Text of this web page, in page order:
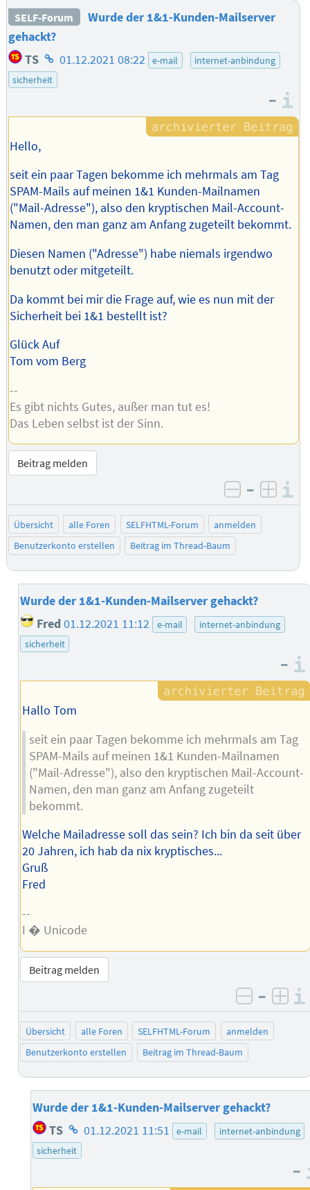
SELF-Forum
Wurde der 1&1-Kunden-Mailserver
gehackt?
TS Homepage
des
01.12.2021 08:22 e-mail
internet-anbindung
sicherheit
–
Hello,
seit ein paar Tagen bekomme ich mehrmals am Tag
SPAM-Mails auf meinen 1&1 Kunden-Mailnamen
("Mail-Adresse"), also den kryptischen Mail-Account-
Namen, den man ganz am Anfang zugeteilt bekommt.
Diesen Namen ("Adresse") habe niemals irgendwo
benutzt oder mitgeteilt.
Da kommt bei mir die Frage auf, wie es nun mit der
Sicherheit bei 1&1 bestellt ist?
Glück Auf
Tom vom Berg
--
Es gibt nichts Gutes, außer man tut es!
Das Leben selbst ist der Sinn.
Beitrag melden
negativ
–
Übersicht alle Foren SELFHTML-Forum
anmelden
Benutzerkonto erstellen
Beitrag im Thread-Baum
Wurde der 1&1-Kunden-Mailserver gehackt?
Fred 01.12.2021 11:12 e-mail
internet-anbindung
sicherheit
–
Hallo Tom
seit ein paar Tagen bekomme ich mehrmals am Tag
SPAM-Mails auf meinen 1&1 Kunden-Mailnamen
("Mail-Adresse"), also den kryptischen Mail-Account-
Namen, den man ganz am Anfang zugeteilt
bekommt.
Welche Mailadresse soll das sein? Ich bin da seit über
20 Jahren, ich hab da nix kryptisches...
Gruß
Fred
--
I � Unicode
Beitrag melden
negativ
–
Übersicht alle Foren SELFHTML-Forum
anmelden
Benutzerkonto erstellen
Beitrag im Thread-Baum
Wurde der 1&1-Kunden-Mailserver gehackt?
TS Homepage
des
01.12.2021 11:51 e-mail
internet-anbindung
sicherheit
–